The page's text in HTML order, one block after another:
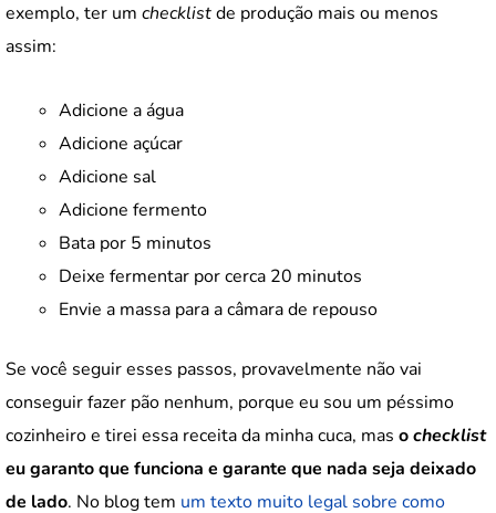
exemplo, ter um checklistde produção mais ou menos
assim:
Adicione a água
Adicione açúcar
Adicione sal
Adicione fermento
Bata por 5 minutos
Deixe fermentar por cerca 20 minutos
Envie a massa para a câmara de repouso
Se você seguir esses passos, provavelmente não vai
conseguir fazer pão nenhum, porque eu sou um péssimo
cozinheiro e tirei essa receita da minha cuca, mas ochecklist
eu garanto que funciona e garante que nada seja deixado
de lado. No blog tem um texto muito legal sobre como